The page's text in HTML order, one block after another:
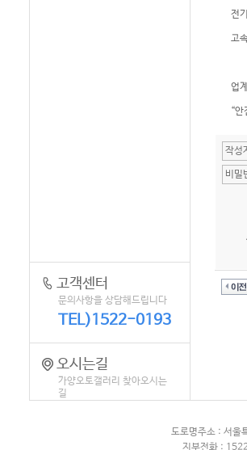
전
고
업
“
도로명주소 : 서울
지부전화 :
고객센터
문의사항을 상담해드립니다
TEL)1522-0193
오시는길
가양오토갤러리 찾아오시는
길